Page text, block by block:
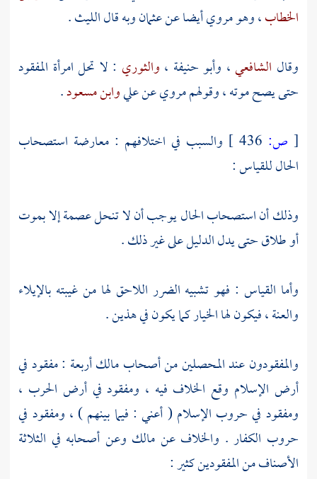
الخطاب، وهو مروي أيضا عنعثمانوبه قالالليث.
وقال الشافعي، وأبو حنيفة ، والثوري : لا تحل امرأة المفقود
حتى يصح موته ، وقولهم مروي عن عليوابن مسعود.
[ ص:
والسبب في اختلافهم : معارضة استصحاب
الحال للقياس :
وذلك أن استصحاب الحال يوجب أن لا تنحل عصمة إلا بموت
أو طلاق حتى يدل الدليل على غير ذلك .
وأما القياس : فهو تشبيه الضرر اللاحق لها من غيبته بالإيلاء
والعنة ، فيكون لها الخيار كما يكون في هذين .
والمفقودون عند المحصلين من أصحابمالكأربعة : مفقود في
أرض الإسلام وقع الخلاف فيه ، ومفقود في أرض الحرب ،
ومفقود في حروب الإسلام ( أعني : فيما بينهم ) ، ومفقود في
حروب الكفار . والخلاف عن مالك وعن أصحابه في الثلاثة
الأصناف من المفقودين كثير :